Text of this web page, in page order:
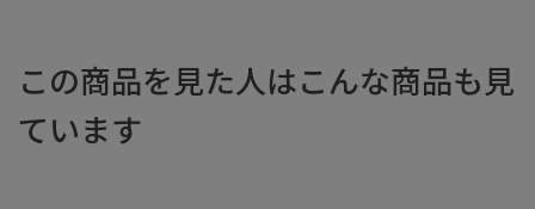
この商品を見た人はこんな商品も見
ています